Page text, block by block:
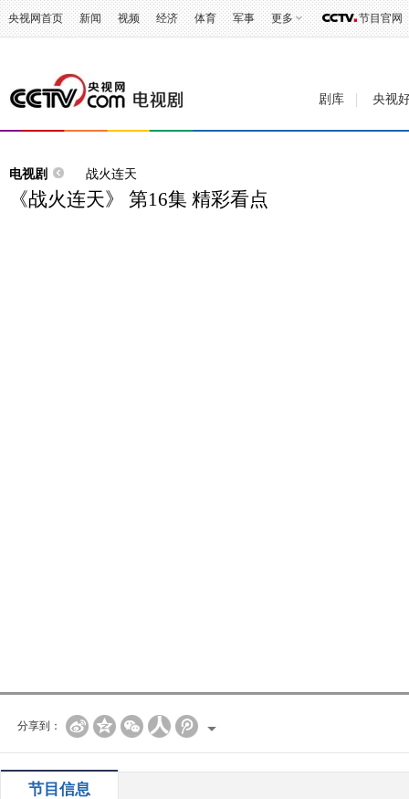
央视网首页 新闻 视频 经济 体育 军事 更多 节目官网
剧库 央视
电视剧 战火连天
《战火连天》 第16集 精彩看点
分享到：
节目信息